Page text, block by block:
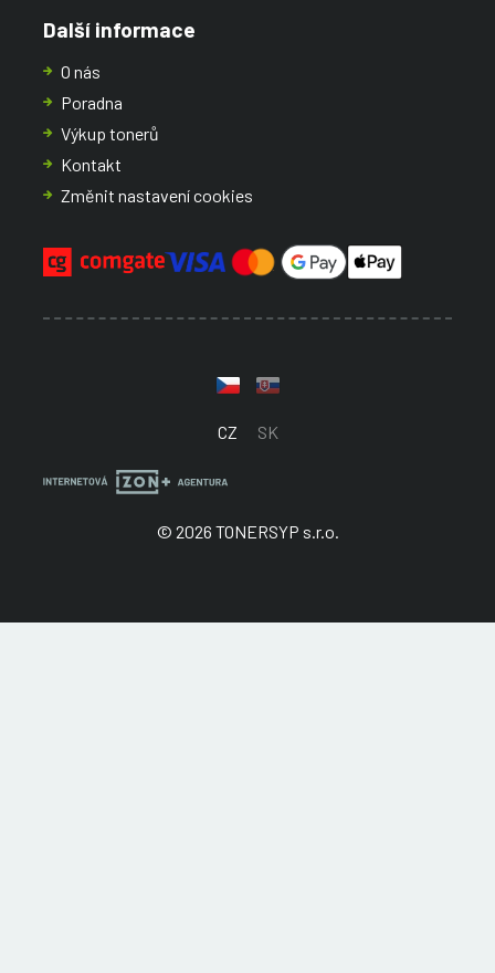
Další informace
O nás
Poradna
Výkup tonerů
Kontakt
Změnit nastavení cookies
CZ SK
© 2026 TONERSYP s.r.o.